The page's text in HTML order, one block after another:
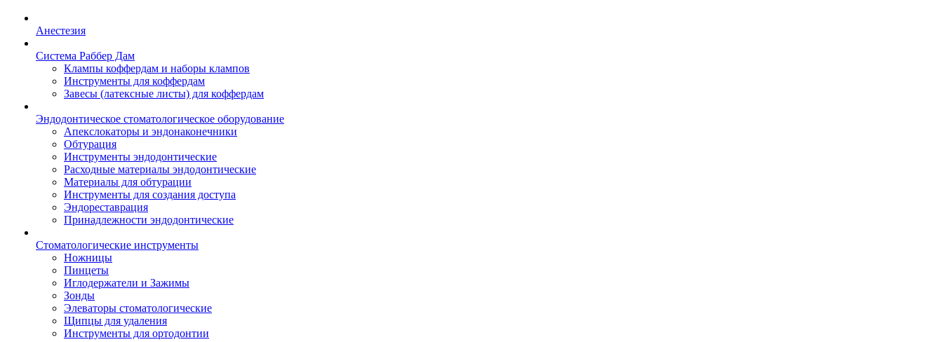
Анестезия
Система Раббер Дам
Клампы коффердам и наборы клампов
Инструменты для коффердам
Завесы (латексные листы) для коффердам
Эндодонтическое стоматологическое оборудование
Апекслокаторы и эндонаконечники
Обтурация
Инструменты эндодонтические
Расходные материалы эндодонтические
Материалы для обтурации
Инструменты для создания доступа
Эндореставрация
Принадлежности эндодонтические
Стоматологические инструменты
Ножницы
Пинцеты
Иглодержатели и Зажимы
Зонды
Элеваторы стоматологические
Щипцы для удаления
Инструменты для ортодонтии